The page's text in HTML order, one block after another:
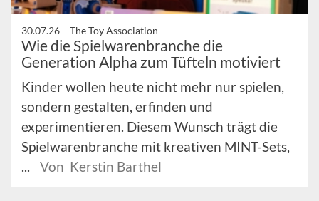
30.07.26 – The Toy Association
Wie die Spielwarenbranche die
Generation Alpha zum Tüfteln motiviert
Kinder wollen heute nicht mehr nur spielen,
sondern gestalten, erfinden und
experimentieren. Diesem Wunsch trägt die
Spielwarenbranche mit kreativen MINT-Sets,
...
Von Kerstin Barthel